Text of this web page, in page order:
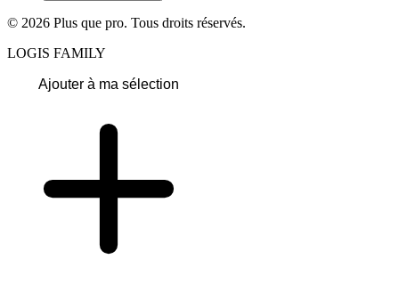
© 2026 Plus que pro. Tous droits réservés.
LOGIS FAMILY
Ajouter à ma sélection